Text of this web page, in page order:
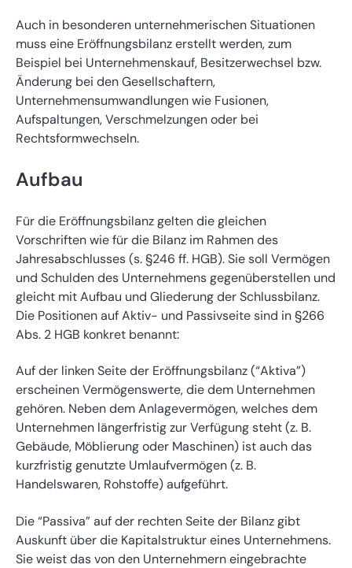
Auch in besonderen unternehmerischen Situationen
muss eine Eröffnungsbilanz erstellt werden, zum
Beispiel bei Unternehmenskauf, Besitzerwechsel bzw.
Änderung bei den Gesellschaftern,
Unternehmensumwandlungen wie Fusionen,
Aufspaltungen, Verschmelzungen oder bei
Rechtsformwechseln.
Aufbau
Für die Eröffnungsbilanz gelten die gleichen
Vorschriften wie für die Bilanz im Rahmen des
Jahresabschlusses (s. §246 ff. HGB). Sie soll Vermögen
und Schulden des Unternehmens gegenüberstellen und
gleicht mit Aufbau und Gliederung der Schlussbilanz.
Die Positionen auf Aktiv- und Passivseite sind in §266
Abs. 2 HGB konkret benannt:
Auf der linken Seite der Eröffnungsbilanz (“Aktiva”)
erscheinen Vermögenswerte, die dem Unternehmen
gehören. Neben dem Anlagevermögen, welches dem
Unternehmen längerfristig zur Verfügung steht (z. B.
Gebäude, Möblierung oder Maschinen) ist auch das
kurzfristig genutzte Umlaufvermögen (z. B.
Handelswaren, Rohstoffe) aufgeführt.
Die “Passiva” auf der rechten Seite der Bilanz gibt
Auskunft über die Kapitalstruktur eines Unternehmens.
Sie weist das von den Unternehmern eingebrachte